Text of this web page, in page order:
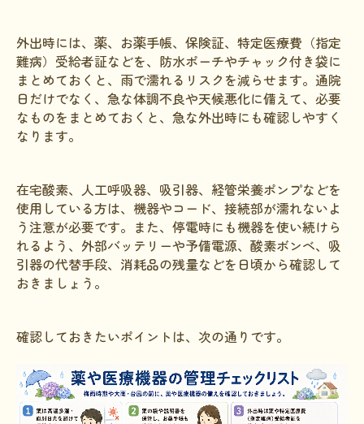
外出時には、薬、お薬手帳、保険証、特定医療費（指定
難病）受給者証などを、防水ポーチやチャック付き袋に
まとめておくと、雨で濡れるリスクを減らせます。通院
日だけでなく、急な体調不良や天候悪化に備えて、必要
なものをまとめておくと、急な外出時にも確認しやすく
なります。
在宅酸素、人工呼吸器、吸引器、経管栄養ポンプなどを
使用している方は、機器やコード、接続部が濡れないよ
う注意が必要です。また、停電時にも機器を使い続けら
れるよう、外部バッテリーや予備電源、酸素ボンベ、吸
引器の代替手段、消耗品の残量などを日頃から確認して
おきましょう。
確認しておきたいポイントは、次の通りです。